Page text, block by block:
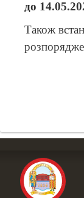
до
Також